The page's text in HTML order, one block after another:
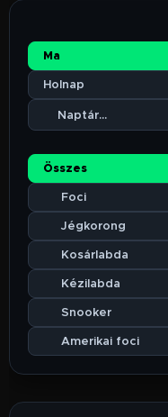
Ma
Holnap
Összes
⚽ Foci
🏒 Jégkorong
🏀 Kosárlabda
🤾 Kézilabda
🏆 Snooker
🏈 Amerikai foci